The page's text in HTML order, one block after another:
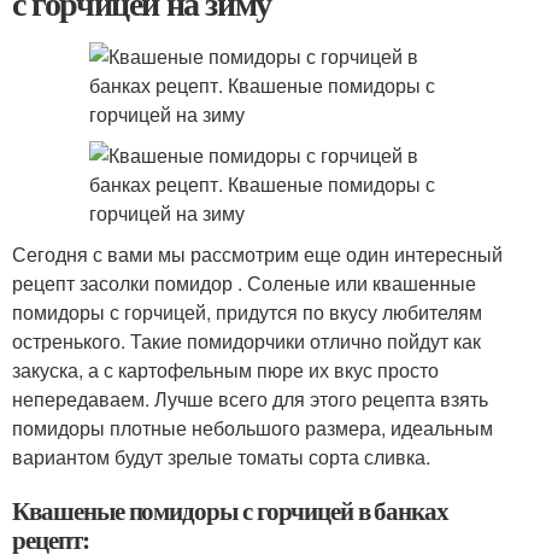
Сегодня с вами мы рассмотрим еще один интересный
рецепт засолки помидор . Соленые или квашенные
помидоры с горчицей, придутся по вкусу любителям
остренького. Такие помидорчики отлично пойдут как
закуска, а с картофельным пюре их вкус просто
непередаваем. Лучше всего для этого рецепта взять
помидоры плотные небольшого размера, идеальным
вариантом будут зрелые томаты сорта сливка.
Квашеные помидоры с горчицей в банках
рецепт: